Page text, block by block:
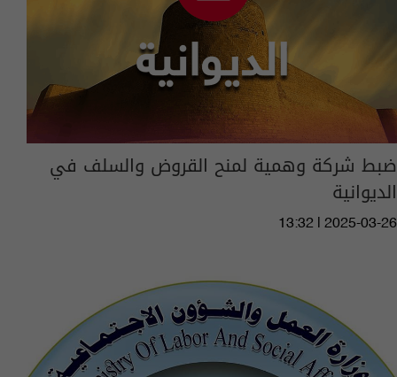
ضبط شركة وهمية لمنح القروض والسلف في
الديوانية
13:32 | 2025-03-26